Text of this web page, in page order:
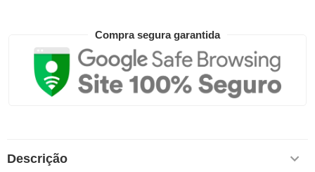
Compra segura garantida
Descrição